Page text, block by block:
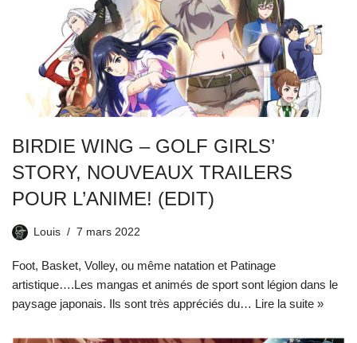
BIRDIE WING – GOLF GIRLS’
STORY, NOUVEAUX TRAILERS
POUR L’ANIME! (EDIT)
Louis 7 mars 2022
Foot, Basket, Volley, ou même natation et Patinage
artistique….Les mangas et animés de sport sont légion dans le
paysage japonais. Ils sont très appréciés du… Lire la suite »